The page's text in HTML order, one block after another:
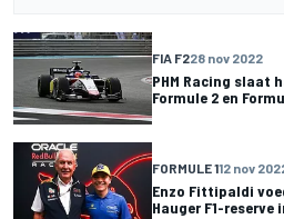
FIA F228 nov 2022
PHM Racing slaat
Formule 2 en
FORMULE 112 nov
Enzo Fittipaldi
Hauger F1-reserve